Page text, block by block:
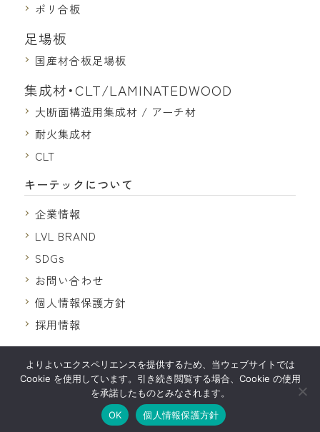
ポリ合板
足場板
国産材合板足場板
集成材・CLT/LAMINATEDWOOD
大断面構造用集成材 / アーチ材
耐火集成材
CLT
キーテックについて
企業情報
LVL BRAND
SDGs
お問い合わせ
個人情報保護方針
採用情報
© 2026 株式会社キーテック
よりよいエクスペリエンスを提供するため、当ウェブサイトでは
Cookie を使用しています。引き続き閲覧する場合、Cookie の使用
を承諾したものとみなされます。
OK
個人情報保護方針